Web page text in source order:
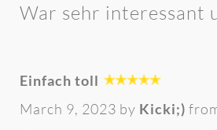
War sehr interessant
Einfach toll
March 9, 2023 by Kicki;)